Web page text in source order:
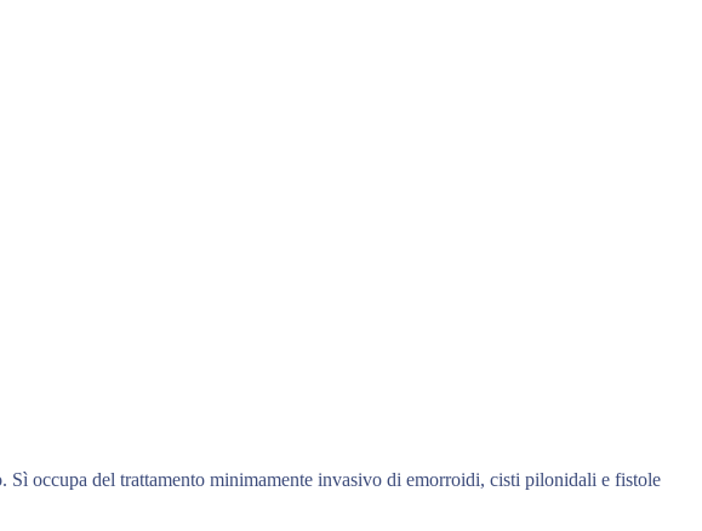
occupa del trattamento minimamente invasivo di emorroidi, cisti pilonidali e fistole